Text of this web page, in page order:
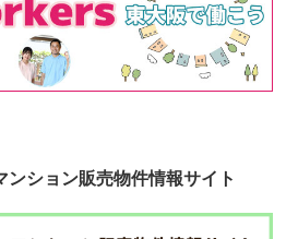
ション販売物件情報サイト